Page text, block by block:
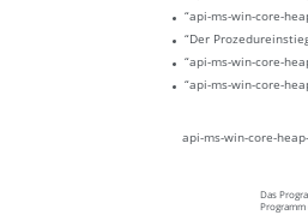
“api-ms-win-core-
“Der
“api-ms-win-core-
“api-ms-win-core-
api-ms-win-core-
Das